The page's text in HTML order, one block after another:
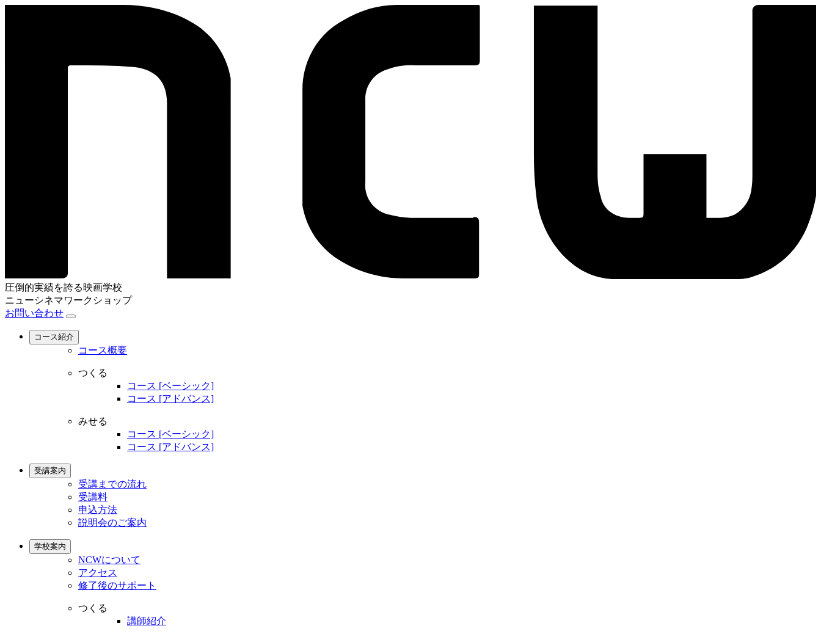
圧倒的実績を誇る映画学校
ニューシネマワークショップ
お問い合わせ
コース紹介
コース概要
つくる
コース [ベーシック]
コース [アドバンス]
みせる
コース [ベーシック]
コース [アドバンス]
受講案内
受講までの流れ
受講料
申込方法
説明会のご案内
学校案内
NCWについて
アクセス
修了後のサポート
つくる
講師紹介